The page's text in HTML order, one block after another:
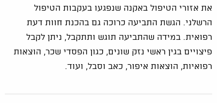
את אזורי הטיפול באקנה שנפגעו בעקבות הטיפול
הרשלני. הגשת התביעה כרוכה גם בהכנת חוות דעת
רפואית. במידה שהתביעה תוגש ותתקבל, ניתן לקבל
פיצויים בגין ראשי נזק שונים, כגון הפסדי שכר, הוצאות
רפואיות, הוצאות איפור, כאב וסבל, ועוד.